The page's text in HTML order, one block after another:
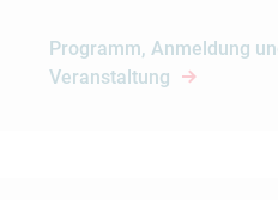
Programm, Anmeldung
Veranstaltung